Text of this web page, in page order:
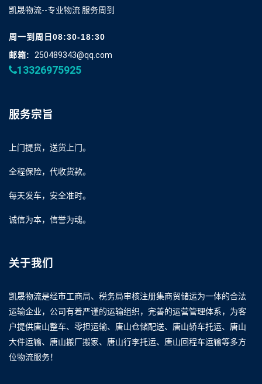
凯晟物流--专业物流 服务周到
周一到周日08:30-18:30
邮箱:
250489343@qq.com
13326975925
服务宗旨
上门提货，送货上门。
全程保险，代收货款。
每天发车，安全准时。
诚信为本，信誉为魂。
关于我们
凯晟物流是经市工商局、税务局审核注册集商贸储运为一体的合法
运输企业，公司有着严谨的运输组织，完善的运营管理体系，为客
户提供唐山整车、零担运输、唐山仓储配送、唐山轿车托运、唐山
大件运输、唐山搬厂搬家、唐山行李托运、唐山回程车运输等多方
位物流服务！